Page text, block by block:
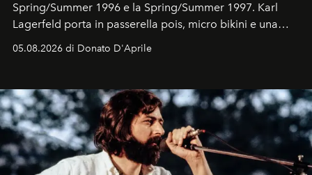
Spring/Summer 1996 e la Spring/Summer 1997. Karl
Lagerfeld porta in passerella pois, micro bikini e una
logomania pensata per la spiaggia
Kate, Claudia e Carla una dietro l'altra. Trent'anni dopo,
uno dei documenti più contemporanei che abbiamo.
05.08.2026 di Donato D'Aprile